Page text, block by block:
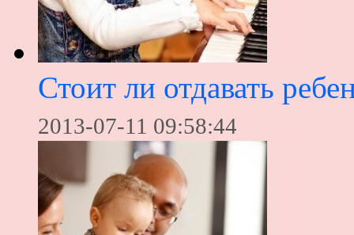
Стоит ли отдавать
2013-07-11 09:58:44